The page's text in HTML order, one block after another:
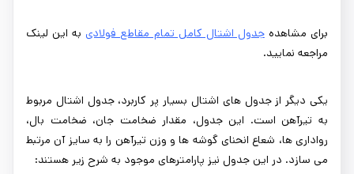
برای مشاهدهجدول اشتال کامل تمام مقاطع فولادی به این لینک
مراجعه نمایید.
یکی دیگر از جدول های اشتال بسیار پر کاربرد، جدول اشتال مربوط
به تیرآهن است. این جدول، مقدار ضخامت جان، ضخامت بال،
رواداری ها، شعاع انحنای گوشه ها و وزن تیرآهن را به سایز آن مرتبط
می سازد. در این جدول نیز پارامترهای موجود به شرح زیر هستند: